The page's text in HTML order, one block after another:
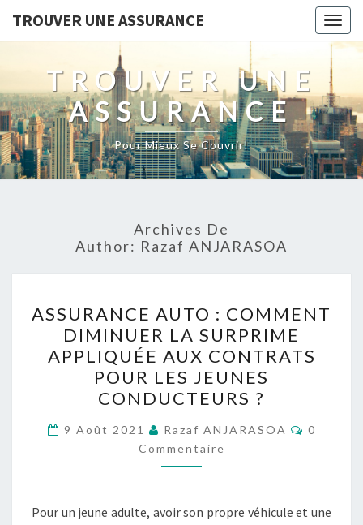
TROUVER UNE ASSURANCE
TROUVER UNE
ASSURANCE
Pour Mieux Se Couvrir!
Archives De
Author: Razaf ANJARASOA
AUTO
:
COMMENT
DIMINUER
LA
SURPRIME
APPLIQUÉE
AUX
POUR
ASSURANCE AUTO : COMMENT
DIMINUER LA SURPRIME
APPLIQUÉE AUX CONTRATS
POUR LES JEUNES
CONDUCTEURS ?
9 Août 2021 Razaf ANJARASOA
0
Commentaire
Pour un jeune adulte, avoir son propre véhicule et une